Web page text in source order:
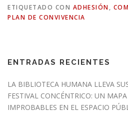
ETIQUETADO CON ADHESIÓN,
PLAN DE CONVIVENCIA
ENTRADAS RECIENTES
LA BIBLIOTECA HUMANA LLEVA
FESTIVAL CONCÉNTRICO: UN
IMPROBABLES EN EL ESPACIO